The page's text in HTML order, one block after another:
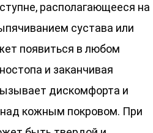
располагающееся на
сустава или
появиться в любом
и заканчивая
дискомфорта и
кожным покровом. При